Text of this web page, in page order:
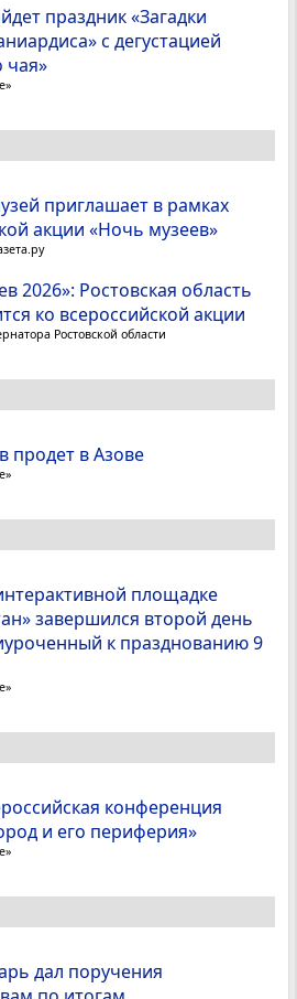
праздник «Загадки
с дегустацией
чая»
приглашает в рамках
акции «Ночь музеев»
2026»: Ростовская область
ко всероссийской акции
Ростовской области
продет в Азове
площадке
завершился второй день
к празднованию 9
конференция
и его периферия»
дал поручения